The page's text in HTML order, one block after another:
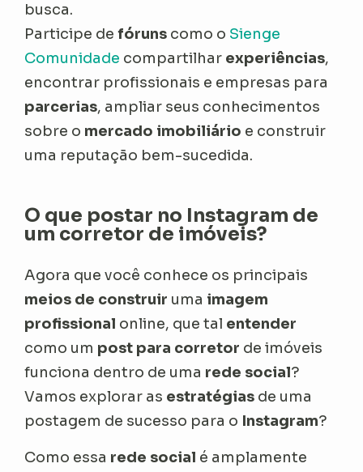
busca.
Participe defóruns como o Sienge
Comunidade compartilhar experiências,
encontrar profissionais e empresas para
parcerias, ampliar seus conhecimentos
sobre o mercado imobiliário e construir
uma reputação bem-sucedida.
O que postar no Instagram de
um corretor de imóveis?
Agora que você conhece os principais
meios de construir uma imagem
profissional online, que tal entender
como um post para corretor de imóveis
funciona dentro de uma rede social?
Vamos explorar as estratégias de uma
postagem de sucesso para o Instagram?
Como essa rede social é amplamente